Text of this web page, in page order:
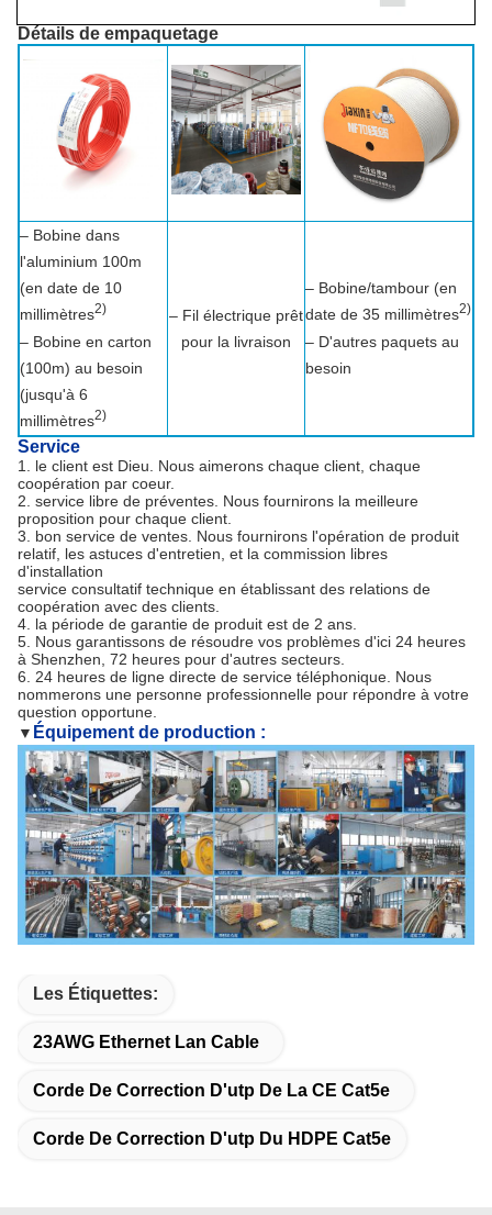
Détails de empaquetage
– Bobine dans
l'aluminium 100m
(en date de 10
millimètres2)
– Bobine en carton
(100m) au besoin
(jusqu'à 6
millimètres2)
– Fil électrique prêt
pour la livraison
– Bobine/tambour (en
date de 35 millimètres2)
– D'autres paquets au
besoin
Service
1. le client est Dieu. Nous aimerons chaque client, chaque
coopération par coeur.
2. service libre de préventes. Nous fournirons la meilleure
proposition pour chaque client.
3. bon service de ventes. Nous fournirons l'opération de produit
relatif, les astuces d'entretien, et la commission libres
d'installation
service consultatif technique en établissant des relations de
coopération avec des clients.
4. la période de garantie de produit est de 2 ans.
5. Nous garantissons de résoudre vos problèmes d'ici 24 heures
à Shenzhen, 72 heures pour d'autres secteurs.
6. 24 heures de ligne directe de service téléphonique. Nous
nommerons une personne professionnelle pour répondre à votre
question opportune.
▼ Équipement de production :
Les Étiquettes:
23AWG Ethernet Lan Cable
Corde De Correction D'utp De La CE Cat5e
Corde De Correction D'utp Du HDPE Cat5e